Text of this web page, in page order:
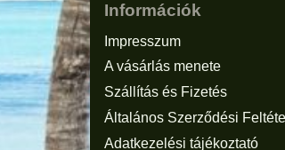
Információk
Impresszum
A vásárlás menete
Szállítás és Fizetés
Általános Szerződési
Adatkezelési tájékoztató